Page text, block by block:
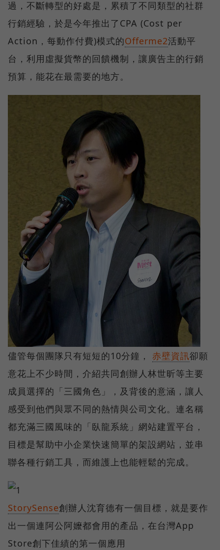
過，不斷轉型的好處是，累積了不同類型的社群
行銷經驗，於是今年推出了CPA (Cost per
Action，每動作付費)模式的Offerme2活動平
台，利用虛擬貨幣的回饋機制，讓廣告主的行銷
預算，能花在最需要的地方。
儘管每個團隊只有短短的10分鐘， 赤壁資訊卻願
意花上不少時間，介紹共同創辦人林世昕等主要
成員選擇的「三國角色」，及背後的意涵，讓人
感受到他們與眾不同的熱情與公司文化。連名稱
都充滿三國風味的「臥龍系統」網站建置平台，
目標是幫助中小企業快速簡單的架設網站，並串
聯各種行銷工具，而維護上也能輕鬆的完成。
StorySense創辦人沈育德有一個目標，就是要作
出一個連阿公阿嬤都會用的產品，在台灣App
Store創下佳績的第一個應用